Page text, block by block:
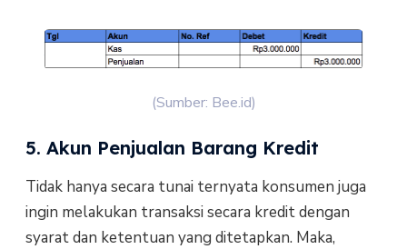
(Sumber: Bee.id)
5. Akun Penjualan Barang Kredit
Tidak hanya secara tunai ternyata konsumen juga
ingin melakukan transaksi secara kredit dengan
syarat dan ketentuan yang ditetapkan. Maka,